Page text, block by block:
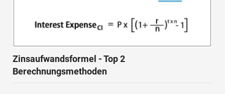
Zinsaufwandsformel - Top 2
Berechnungsmethoden